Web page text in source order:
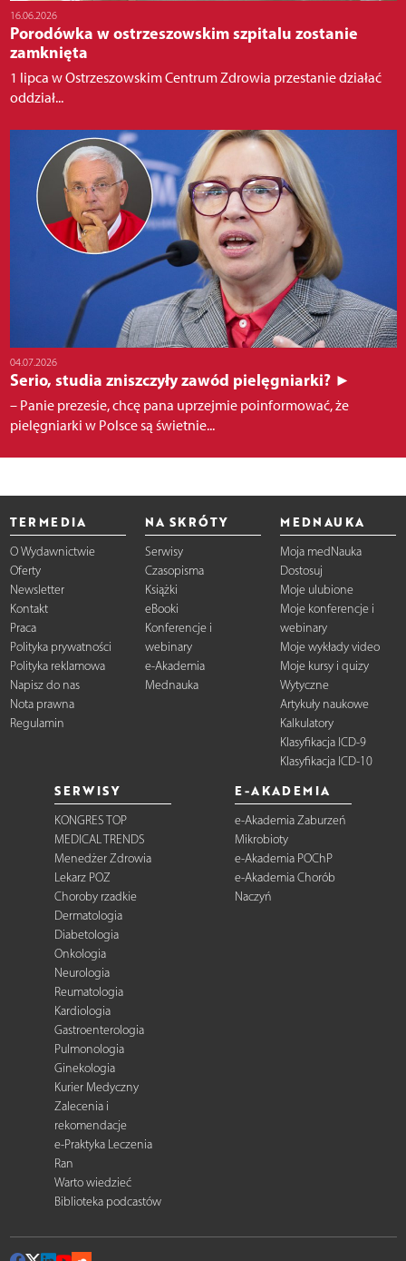
16.06.2026
Porodówka w ostrzeszowskim szpitalu zostanie
zamknięta
1 lipca w Ostrzeszowskim Centrum Zdrowia przestanie działać
oddział...
04.07.2026
Serio, studia zniszczyły zawód pielęgniarki? ►
– Panie prezesie, chcę pana uprzejmie poinformować, że
pielęgniarki w Polsce są świetnie...
TERMEDIA
O Wydawnictwie
Oferty
Newsletter
Kontakt
Praca
Polityka prywatności
Polityka reklamowa
Napisz do nas
Nota prawna
Regulamin
NA SKRÓTY
Serwisy
Czasopisma
Książki
eBooki
Konferencje i
webinary
e-Akademia
Mednauka
MEDNAUKA
Moja medNauka
Dostosuj
Moje ulubione
Moje konferencje i
webinary
Moje wykłady video
Moje kursy i quizy
Wytyczne
Artykuły naukowe
Kalkulatory
Klasyfikacja ICD-9
Klasyfikacja ICD-10
SERWISY
KONGRES TOP
MEDICAL TRENDS
Menedżer Zdrowia
Lekarz POZ
Choroby rzadkie
Dermatologia
Diabetologia
Onkologia
Neurologia
Reumatologia
Kardiologia
Gastroenterologia
Pulmonologia
Ginekologia
Kurier Medyczny
Zalecenia i
rekomendacje
e-Praktyka Leczenia
Ran
Warto wiedzieć
Biblioteka podcastów
E-AKADEMIA
e-Akademia Zaburzeń
Mikrobioty
e-Akademia POChP
e-Akademia Chorób
Naczyń